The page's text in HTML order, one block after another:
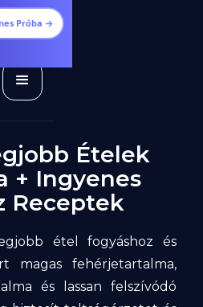
Próba →
Ételek
+ Ingyenes
Receptek
étel fogyáshoz és
magas fehérjetartalma,
és lassan felszívódó